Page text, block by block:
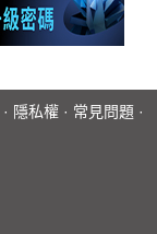
· 隱私權 · 常見問題 ·